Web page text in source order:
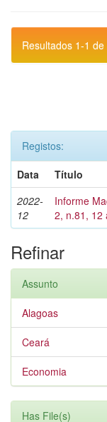
Resultados 1-1 de
Registos:
Data
Título
2022-
12
Informe
2, n.81, 12
Refinar
Assunto
Alagoas
Ceará
Economia
Has File(s)